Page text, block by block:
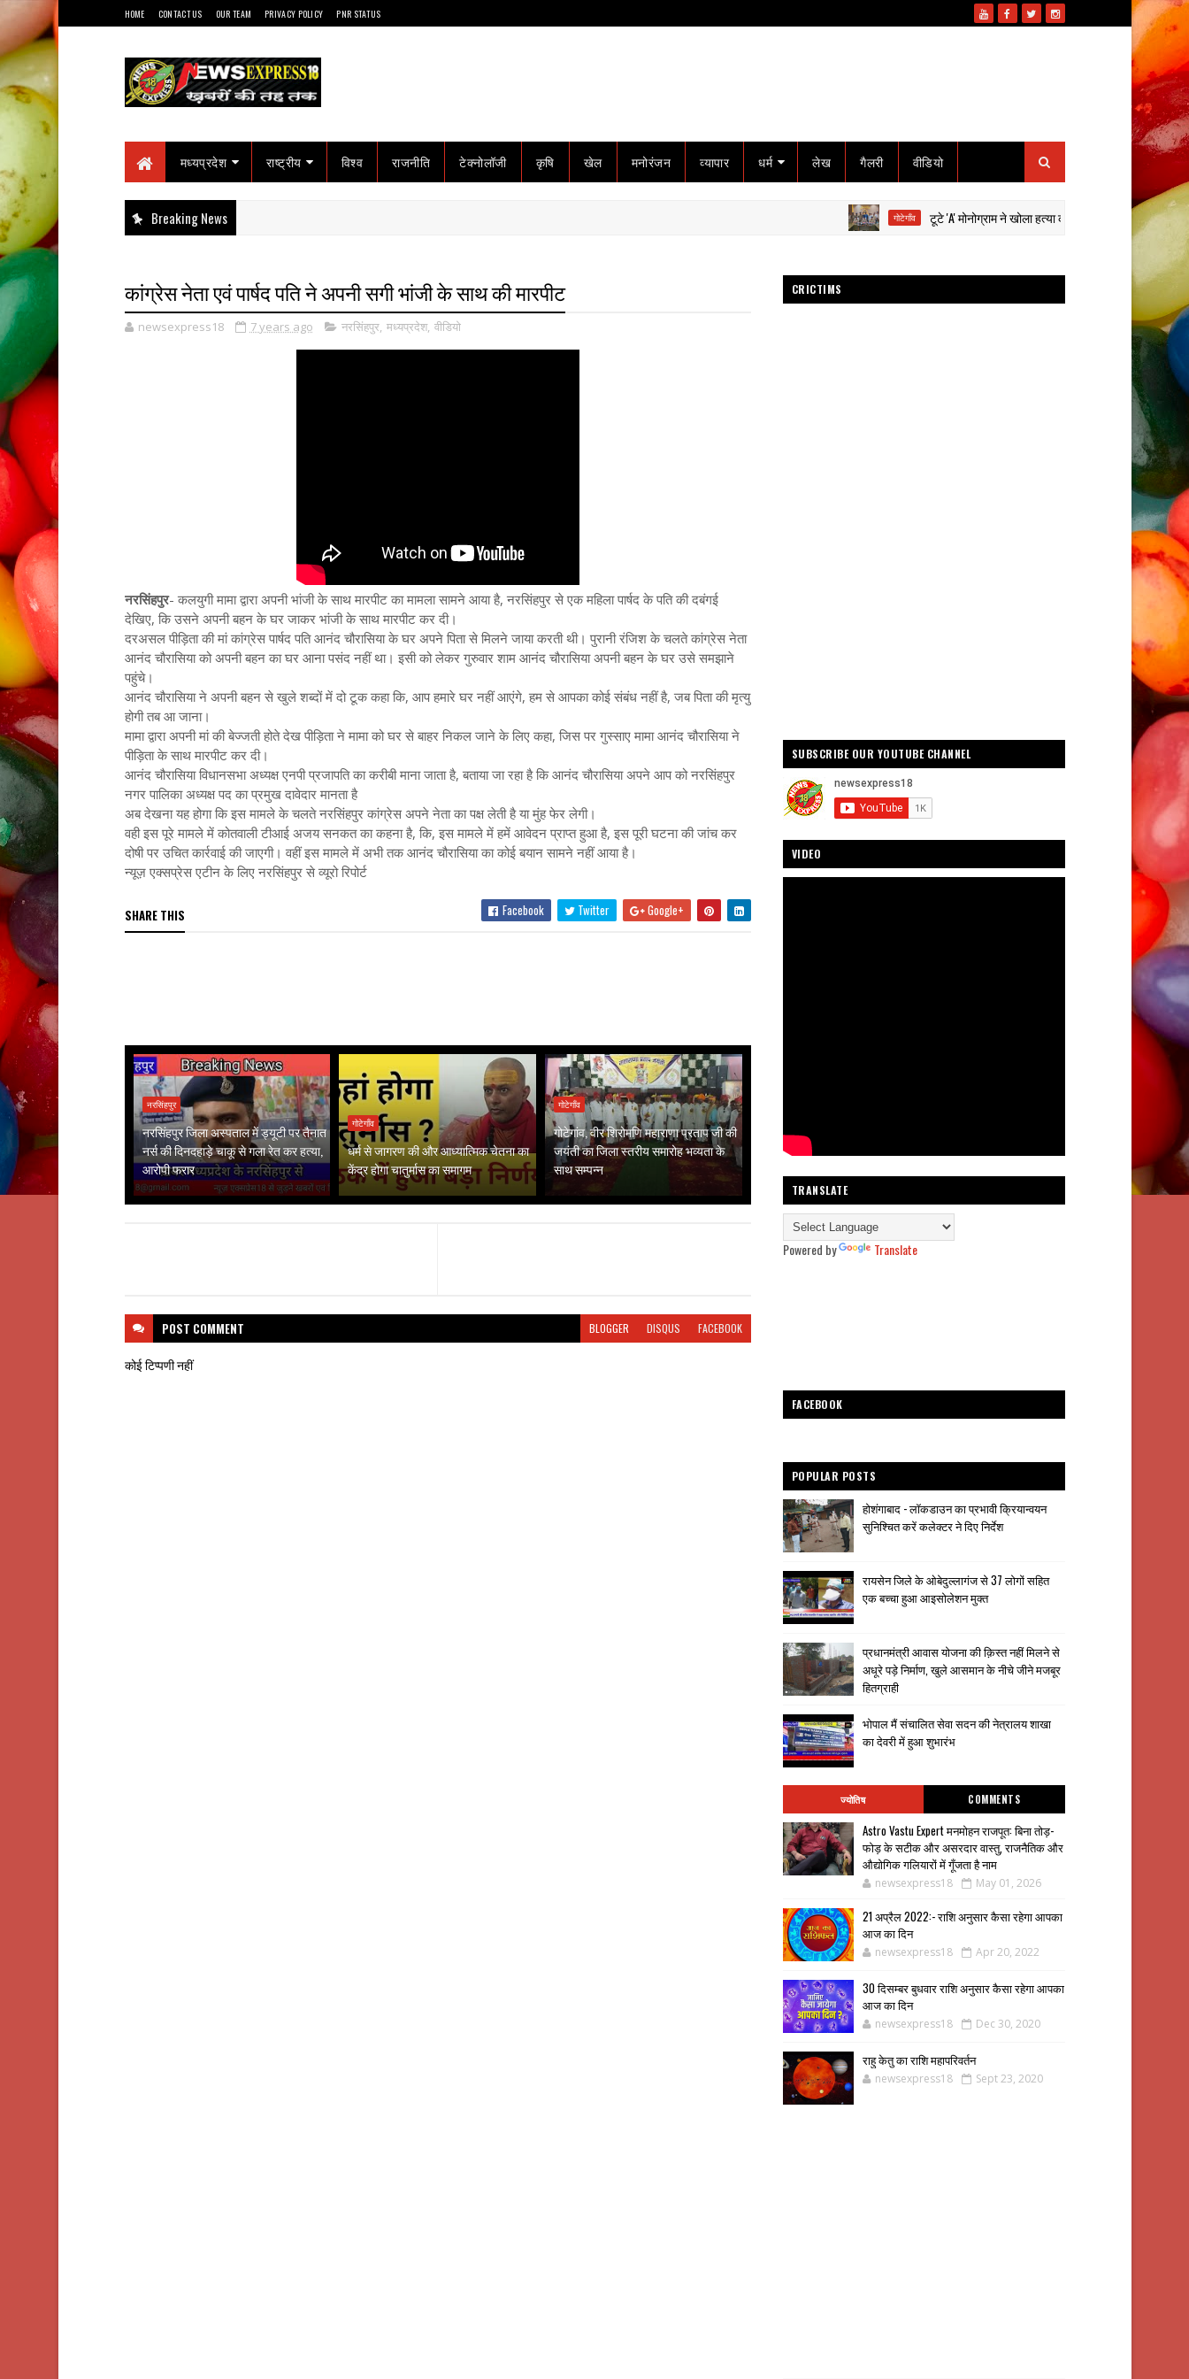
HOME CONTACT US OUR TEAM PRIVACY POLICY PNR STATUS
मध्यप्रदेश राष्ट्रीय विश्व राजनीति टेक्नोलॉजी कृषि खेल मनोरंजन व्यापार धर्म लेख गैलरी वीडियो
Breaking News गोटेगाँव टूटे 'A' मोनोग्राम ने खोला हत्या का राज: हाईवा से कुचलकर सड़क हादसा
कांग्रेस नेता एवं पार्षद पति ने अपनी सगी भांजी के साथ की मारपीट
newsexpress18 7 years ago नरसिंहपुर, मध्यप्रदेश, वीडियो
नरसिंहपुर- कलयुगी मामा द्वारा अपनी भांजी के साथ मारपीट का मामला सामने आया है, नरसिंहपुर से एक महिला पार्षद के पति की दबंगई
देखिए, कि उसने अपनी बहन के घर जाकर भांजी के साथ मारपीट कर दी।
दरअसल पीड़िता की मां कांग्रेस पार्षद पति आनंद चौरासिया के घर अपने पिता से मिलने जाया करती थी। पुरानी रंजिश के चलते कांग्रेस नेता
आनंद चौरासिया को अपनी बहन का घर आना पसंद नहीं था। इसी को लेकर गुरुवार शाम आनंद चौरासिया अपनी बहन के घर उसे समझाने
पहुंचे।
आनंद चौरासिया ने अपनी बहन से खुले शब्दों में दो टूक कहा कि, आप हमारे घर नहीं आएंगे, हम से आपका कोई संबंध नहीं है, जब पिता की मृत्यु
होगी तब आ जाना।
मामा द्वारा अपनी मां की बेज्जती होते देख पीड़िता ने मामा को घर से बाहर निकल जाने के लिए कहा, जिस पर गुस्साए मामा आनंद चौरासिया ने
पीड़िता के साथ मारपीट कर दी।
आनंद चौरासिया विधानसभा अध्यक्ष एनपी प्रजापति का करीबी माना जाता है, बताया जा रहा है कि आनंद चौरासिया अपने आप को नरसिंहपुर
नगर पालिका अध्यक्ष पद का प्रमुख दावेदार मानता है
अब देखना यह होगा कि इस मामले के चलते नरसिंहपुर कांग्रेस अपने नेता का पक्ष लेती है या मुंह फेर लेगी।
वही इस पूरे मामले में कोतवाली टीआई अजय सनकत का कहना है, कि, इस मामले में हमें आवेदन प्राप्त हुआ है, इस पूरी घटना की जांच कर
दोषी पर उचित कार्रवाई की जाएगी। वहीं इस मामले में अभी तक आनंद चौरासिया का कोई बयान सामने नहीं आया है।
न्यूज़ एक्सप्रेस एटीन के लिए नरसिंहपुर से व्यूरो रिपोर्ट
SHARE THIS Facebook Twitter Google+
नरसिंहपुर
नरसिंहपुर जिला अस्पताल में ड्यूटी पर तैनात
नर्स की दिनदहाड़े चाकू से गला रेत कर हत्या,
आरोपी फरार
गोटेगाँव
धर्म से जागरण की और आध्यात्मिक चेतना का
केंद्र होगा चातुर्मास का समागम
गोटेगाँव
गोटेगांव, वीर शिरोमणि महाराणा प्रताप जी की
जयंती का जिला स्तरीय समारोह भव्यता के
साथ सम्पन्न
POST COMMENT BLOGGER DISQUS FACEBOOK
कोई टिप्पणी नहीं
CRICTIMS
SUBSCRIBE OUR YOUTUBE CHANNEL
VIDEO
TRANSLATE
Powered by Translate
FACEBOOK
POPULAR POSTS
होशंगाबाद - लॉकडाउन का प्रभावी क्रियान्वयन
सुनिश्चित करें कलेक्टर ने दिए निर्देश
रायसेन जिले के ओबेदुल्लागंज से 37 लोगों सहित
एक बच्चा हुआ आइसोलेशन मुक्त
प्रधानमंत्री आवास योजना की क़िस्त नहीं मिलने से
अधूरे पड़े निर्माण, खुले आसमान के नीचे जीने मजबूर
हितग्राही
भोपाल मैं संचालित सेवा सदन की नेत्रालय शाखा
का देवरी में हुआ शुभारंभ
ज्योतिष COMMENTS
Astro Vastu Expert मनमोहन राजपूत: बिना तोड़-
फोड़ के सटीक और असरदार वास्तु, राजनैतिक और
औद्योगिक गलियारों में गूँजता है नाम
newsexpress18 May 01, 2026
21 अप्रैल 2022:- राशि अनुसार कैसा रहेगा आपका
आज का दिन
newsexpress18 Apr 20, 2022
30 दिसम्बर बुधवार राशि अनुसार कैसा रहेगा आपका
आज का दिन
newsexpress18 Dec 30, 2020
राहु केतु का राशि महापरिवर्तन
newsexpress18 Sept 23, 2020